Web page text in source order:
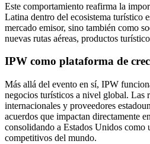
Este comportamiento reafirma la
Latina dentro del ecosistema turístico
mercado emisor, sino también como
nuevas rutas aéreas, productos
IPW como plataforma de
Más allá del evento en sí, IPW
negocios turísticos a nivel global. Las
internacionales y proveedores
acuerdos que impactan directamente
consolidando a Estados Unidos como
competitivos del mundo.